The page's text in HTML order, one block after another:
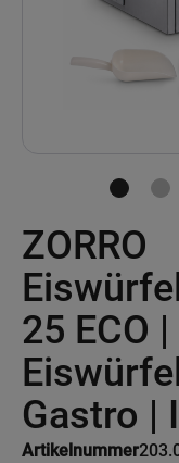
ZORRO
25 ECO
Gastro |
Artikelnummer
to
the
beginning
of
images
gallery